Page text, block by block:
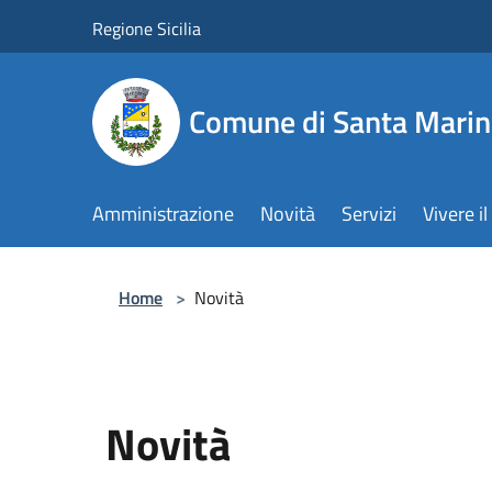
Regione Sicilia
Comune di Santa
Amministrazione Novità Servizi Vivere
Home > Novità
Novità